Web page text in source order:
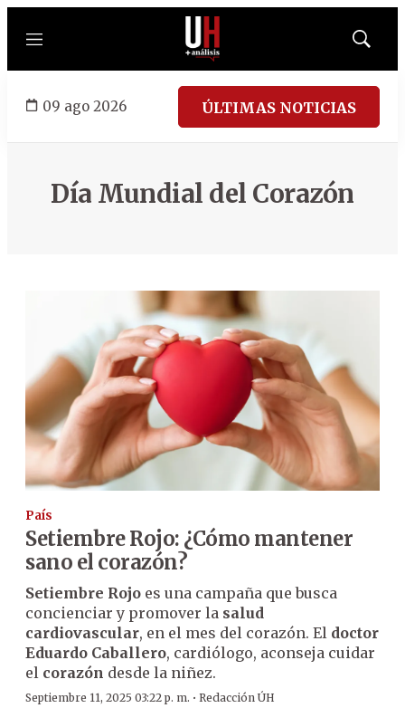
Menú
Mostrar
09 ago 2026 ÚLTIMAS NOTICIAS
Día Mundial del Corazón
País
Setiembre Rojo: ¿Cómo mantener
sano el corazón?
Setiembre Rojo es una campaña que busca
concienciar y promover la salud
cardiovascular, en el mes del corazón. El doctor
Eduardo Caballero, cardiólogo, aconseja cuidar
el corazón desde la niñez.
Septiembre 11, 2025 03:22 p. m. · Redacción ÚH